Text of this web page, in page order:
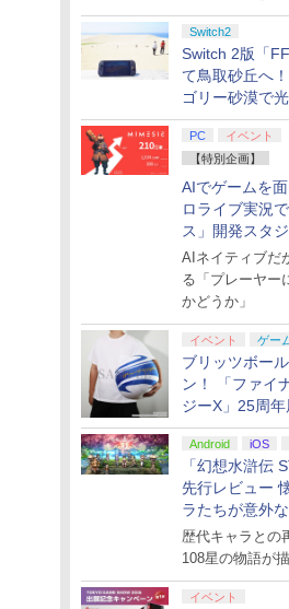
Switch2
Switch 2版「
て鳥取砂丘へ
ゴリー砂漠で
てみた
PC
イベント
【特別企画】
AIでゲームを
ロライブ実況
ス」開発スタ
る“AI活用の信
演レポート】
AIネイティブだ
る「プレーヤー
かどうか」
イベント ゲー
ブリッツボー
ン！ 「ファイ
ジーX」25周年
ズ情報が公開
Android iOS
「幻想水滸伝
先行レビュー
ラたちが意外
シリーズ完全
歴代キャラとの
108星の物語が
イベント